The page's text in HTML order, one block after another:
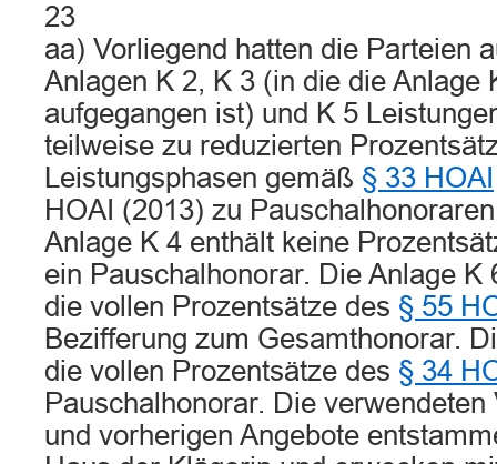
23
aa) Vorliegend hatten die Parteien
Anlagen K 2, K 3 (in die die Anlage
aufgegangen ist) und K 5
teilweise zu reduzierten
Leistungsphasen gemäß § 33 HOAI
HOAI (2013) zu
Anlage K 4 enthält keine
ein Pauschalhonorar. Die Anlage K
die vollen Prozentsätze des § 55
Bezifferung zum Gesamthonorar.
die vollen Prozentsätze des § 34
Pauschalhonorar. Die
und vorherigen Angebote